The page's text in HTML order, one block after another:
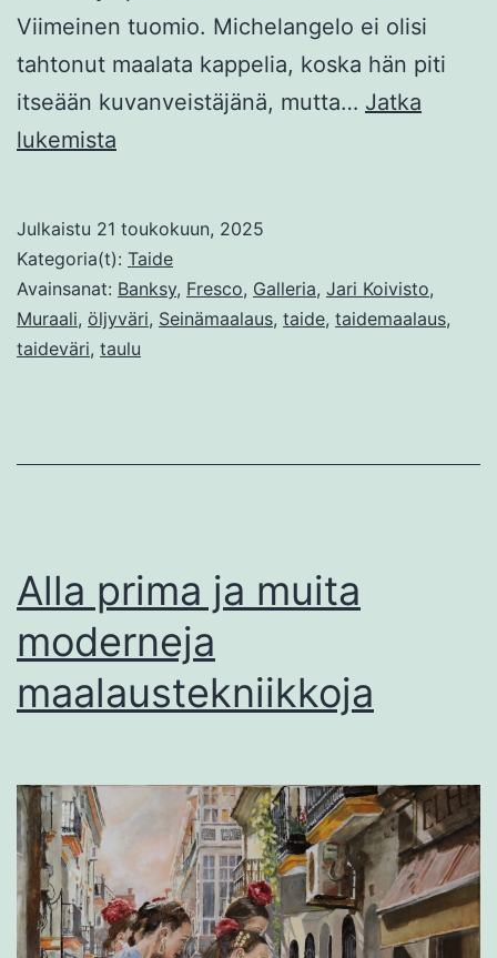
Viimeinen tuomio. Michelangelo ei olisi
tahtonut maalata kappelia, koska hän piti
itseään kuvanveistäjänä, mutta… Jatka
lukemista
seinämaalauksen
kaksi
puolta
Julkaistu 21 toukokuun, 2025
Kategoria(t): Taide
Avainsanat: Banksy, Fresco, Galleria, Jari Koivisto,
Muraali, öljyväri, Seinämaalaus, taide, taidemaalaus,
taideväri, taulu
Alla prima ja muita
moderneja
maalaustekniikkoja